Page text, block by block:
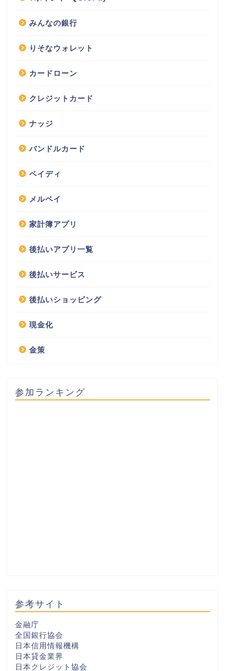
みんなの銀行
りそなウォレット
カードローン
クレジットカード
ナッジ
バンドルカード
ペイディ
メルペイ
家計簿アプリ
後払いアプリ一覧
後払いサービス
後払いショッピング
現金化
金策
参加ランキング
参考サイト
金融庁
全国銀行協会
日本信用情報機構
日本貸金業界
日本クレジット協会